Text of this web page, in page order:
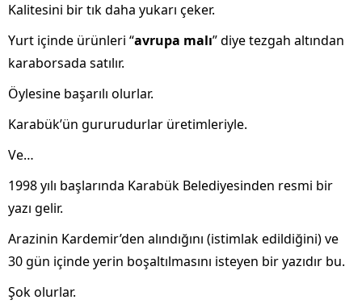
Kalitesini bir tık daha yukarı çeker.
Yurt içinde ürünleri “avrupa malı” diye tezgah altından
karaborsada satılır.
Öylesine başarılı olurlar.
Karabük’ün gururudurlar üretimleriyle.
Ve…
1998 yılı başlarında Karabük Belediyesinden resmi bir
yazı gelir.
Arazinin Kardemir’den alındığını (istimlak edildiğini) ve
30 gün içinde yerin boşaltılmasını isteyen bir yazıdır bu.
Şok olurlar.